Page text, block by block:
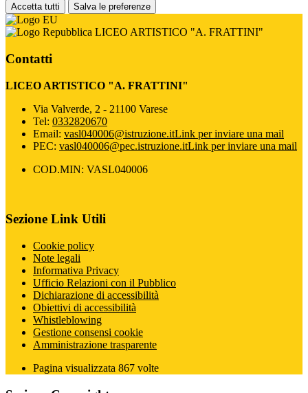
Accetta tutti Salva le preferenze
LICEO ARTISTICO "A. FRATTINI"
Contatti
LICEO ARTISTICO "A. FRATTINI"
Via Valverde, 2 - 21100 Varese
Tel: 0332820670
Email: vasl040006@istruzione.itLink per inviare una mail
PEC: vasl040006@pec.istruzione.itLink per inviare una mail
COD.MIN: VASL040006
Sezione Link Utili
Cookie policy
Note legali
Informativa Privacy
Ufficio Relazioni con il Pubblico
Dichiarazione di accessibilità
Obiettivi di accessibilità
Whistleblowing
Gestione consensi cookie
Amministrazione trasparente
Pagina visualizzata 867 volte